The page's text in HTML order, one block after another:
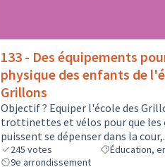
133 - Des équipements
physique des enfants de
Grillons
Objectif ? Equiper l'école des
trottinettes et vélos pour que les
puissent se dépenser dans la
245 votes
Éducation,
9e arrondissement